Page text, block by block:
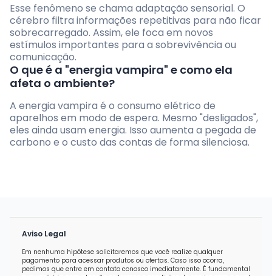
Esse fenômeno se chama adaptação sensorial. O
cérebro filtra informações repetitivas para não ficar
sobrecarregado. Assim, ele foca em novos
estímulos importantes para a sobrevivência ou
comunicação.
O que é a "energia vampira" e como ela
afeta o ambiente?
A energia vampira é o consumo elétrico de
aparelhos em modo de espera. Mesmo "desligados",
eles ainda usam energia. Isso aumenta a pegada de
carbono e o custo das contas de forma silenciosa.
Aviso Legal
Em nenhuma hipótese solicitaremos que você realize qualquer
pagamento para acessar produtos ou ofertas. Caso isso ocorra,
pedimos que entre em contato conosco imediatamente. É fundamental